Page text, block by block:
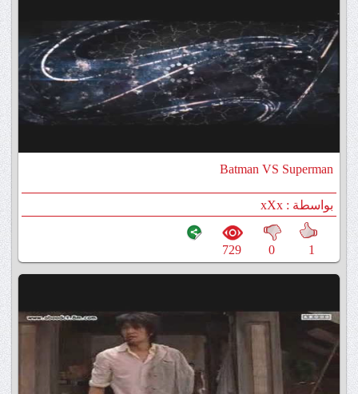
Batman VS Superman
بواسطة : xXx
1
0
729